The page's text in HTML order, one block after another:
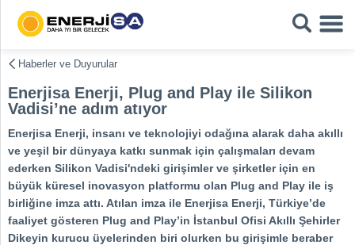
Haberler ve Duyurular
Enerjisa Enerji, Plug and Play ile Silikon
Vadisi’ne adım atıyor
Enerjisa Enerji, insanı ve teknolojiyi odağına alarak daha akıllı
ve yeşil bir dünyaya katkı sunmak için çalışmaları devam
ederken Silikon Vadisi'ndeki girişimler ve şirketler için en
büyük küresel inovasyon platformu olan Plug and Play ile iş
birliğine imza attı. Atılan imza ile Enerjisa Enerji, Türkiye’de
faaliyet gösteren Plug and Play’in İstanbul Ofisi Akıllı Şehirler
Dikeyin kurucu üyelerinden biri olurken bu girişimle beraber